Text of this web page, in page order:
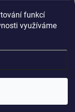
funkcí
využíváme
Upravit nastavení